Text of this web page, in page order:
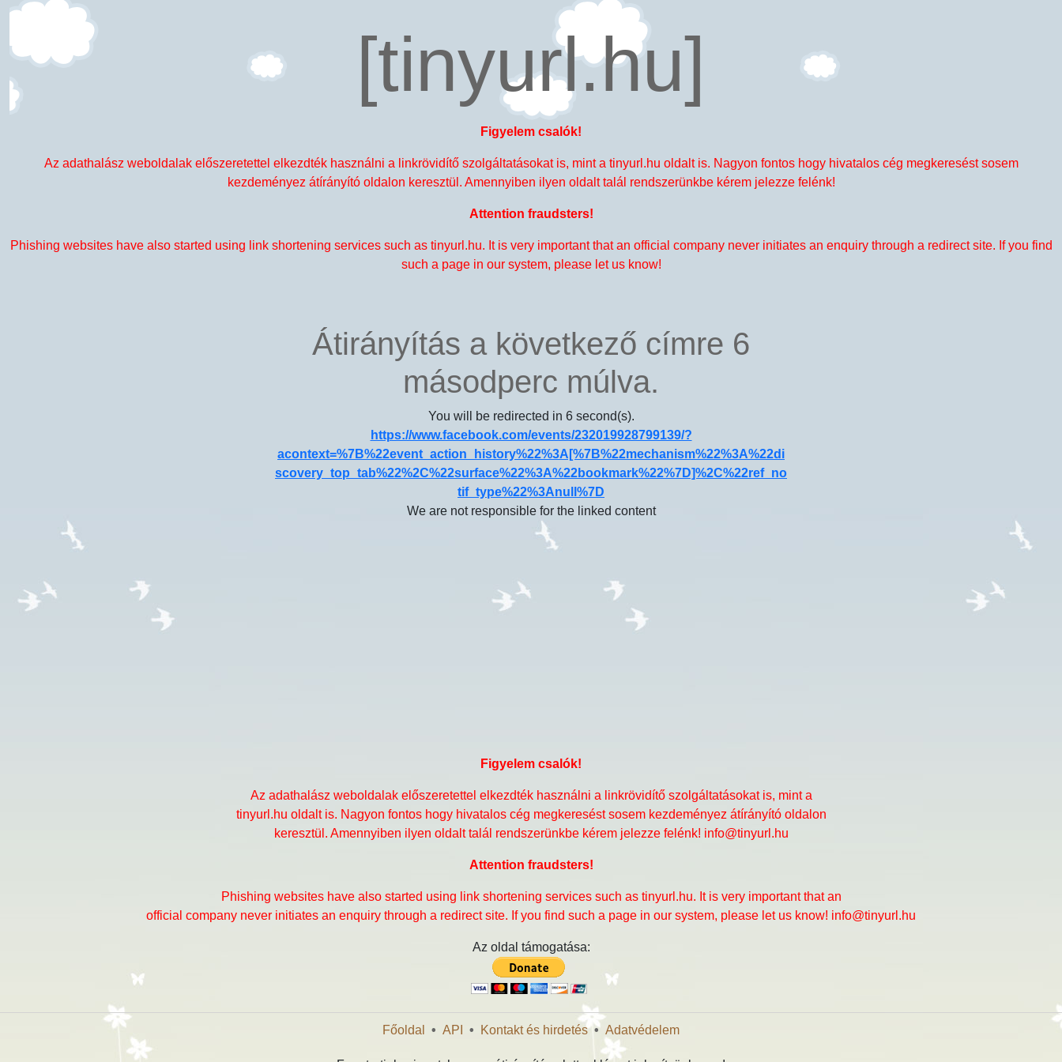
[tinyurl.hu]
Figyelem csalók!
Az adathalász weboldalak előszeretettel elkezdték használni a linkrövidítő szolgáltatásokat is, mint a tinyurl.hu oldalt is. Nagyon fontos hogy hivatalos cég megkeresést sosem
kezdeményez átírányító oldalon keresztül. Amennyiben ilyen oldalt talál rendszerünkbe kérem jelezze felénk!
Attention fraudsters!
Phishing websites have also started using link shortening services such as tinyurl.hu. It is very important that an official company never initiates an enquiry through a redirect site. If you find
such a page in our system, please let us know!
Átirányítás a következő címre 6
másodperc múlva.
You will be redirected in 6second(s).
https://www.facebook.com/events/232019928799139/?
acontext=%7B%22event_action_history%22%3A[%7B%22mechanism%22%3A%22di
scovery_top_tab%22%2C%22surface%22%3A%22bookmark%22%7D]%2C%22ref_no
tif_type%22%3Anull%7D
We are not responsible for the linked content
Figyelem csalók!
Az adathalász weboldalak előszeretettel elkezdték használni a linkrövidítő szolgáltatásokat is, mint a
tinyurl.hu oldalt is. Nagyon fontos hogy hivatalos cég megkeresést sosem kezdeményez átírányító oldalon
keresztül. Amennyiben ilyen oldalt talál rendszerünkbe kérem jelezze felénk! info@tinyurl.hu
Attention fraudsters!
Phishing websites have also started using link shortening services such as tinyurl.hu. It is very important that an
official company never initiates an enquiry through a redirect site. If you find such a page in our system, please let us know! info@tinyurl.hu
Az oldal támogatása:
Főoldal • API • Kontakt és hirdetés • Adatvédelem